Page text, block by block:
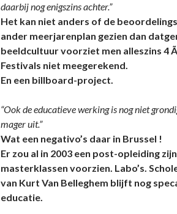
daarbij nog enigszins achter.”
Het kan niet anders of de
ander meerjarenplan gezien dan
beeldcultuur voorziet men alleszins 4
Festivals niet meegerekend.
En een billboard-project.
“Ook de educatieve werking is nog niet
mager uit.”
Wat een negativo’s daar in Brussel !
Er zou al in 2003 een post-opleiding
masterklassen voorzien. Labo’s.
van Kurt Van Belleghem blijft nog
educatie.